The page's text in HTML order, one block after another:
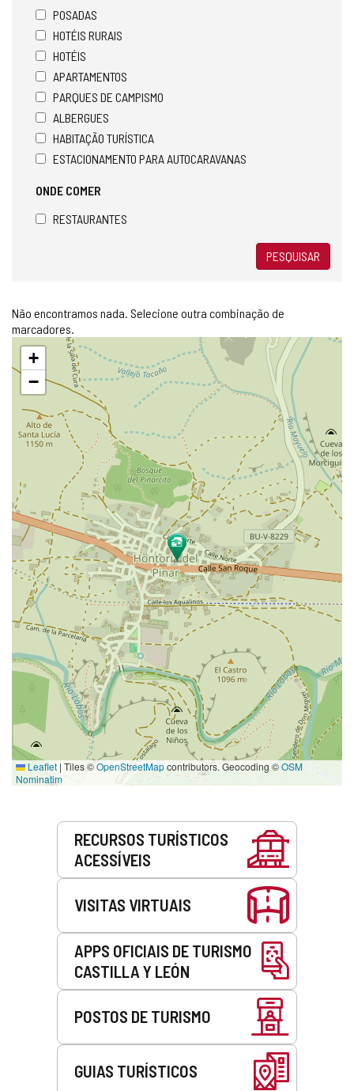
POSADAS
HOTÉIS RURAIS
HOTÉIS
APARTAMENTOS
PARQUES DE CAMPISMO
ALBERGUES
HABITAÇÃO TURÍSTICA
ESTACIONAMENTO PARA AUTOCARAVANAS
ONDE COMER
RESTAURANTES
PESQUISAR
Não encontramos nada. Selecione outra combinação de
marcadores.
Pular
mapa
+
−
Leaflet | Tiles ©OpenStreetMapcontributors. Geocoding ©OSM
Nominatim
RECURSOS TURÍSTICOS
ACESSÍVEIS
VISITAS VIRTUAIS
APPS OFICIAIS DE TURISMO
CASTILLA Y LEÓN
POSTOS DE TURISMO
GUIAS TURÍSTICOS